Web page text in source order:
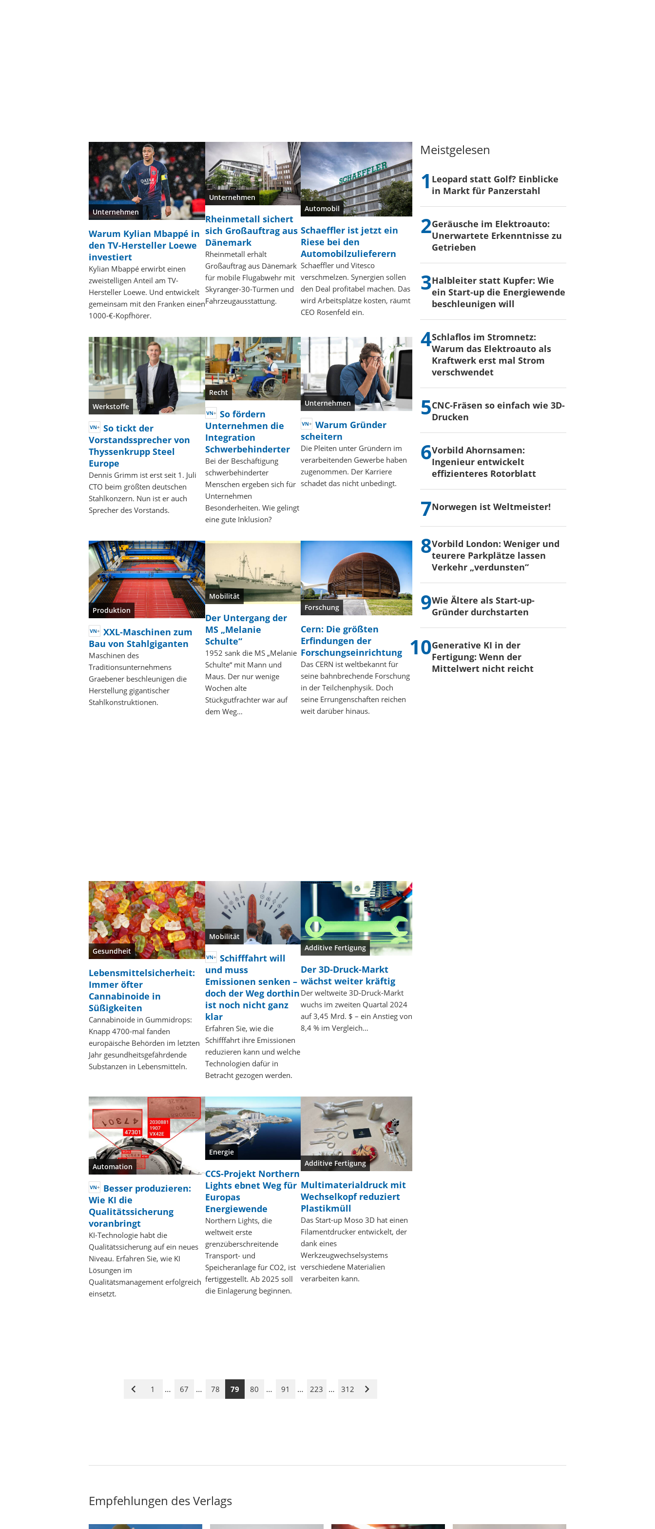
Unternehmen
Warum Kylian Mbappé in
den TV-Hersteller Loewe
investiert
Kylian Mbappé erwirbt einen
zweistelligen Anteil am TV-
Hersteller Loewe. Und entwickelt
gemeinsam mit den Franken einen
1000-€-Kopfhörer.
Unternehmen
Rheinmetall sichert
sich Großauftrag aus
Dänemark
Rheinmetall erhält
Großauftrag aus Dänemark
für mobile Flugabwehr mit
Skyranger-30-Türmen und
Fahrzeugausstattung.
Automobil
Schaeffler ist jetzt ein
Riese bei den
Automobilzulieferern
Schaeffler und Vitesco
verschmelzen. Synergien sollen
den Deal profitabel machen. Das
wird Arbeitsplätze kosten, räumt
CEO Rosenfeld ein.
Werkstoffe
So tickt der
Vorstandssprecher von
Thyssenkrupp Steel
Europe
Dennis Grimm ist erst seit 1. Juli
CTO beim größten deutschen
Stahlkonzern. Nun ist er auch
Sprecher des Vorstands.
Recht
So fördern
Unternehmen die
Integration
Schwerbehinderter
Bei der Beschäftigung
schwerbehinderter
Menschen ergeben sich für
Unternehmen
Besonderheiten. Wie gelingt
eine gute Inklusion?
Unternehmen
Warum Gründer
scheitern
Die Pleiten unter Gründern im
verarbeitenden Gewerbe haben
zugenommen. Der Karriere
schadet das nicht unbedingt.
Produktion
XXL-Maschinen zum
Bau von Stahlgiganten
Maschinen des
Traditionsunternehmens
Graebener beschleunigen die
Herstellung gigantischer
Stahlkonstruktionen.
Mobilität
Der Untergang der
MS „Melanie
Schulte“
1952 sank die MS „Melanie
Schulte“ mit Mann und
Maus. Der nur wenige
Wochen alte
Stückgutfrachter war auf
dem Weg…
Forschung
Cern: Die größten
Erfindungen der
Forschungseinrichtung
Das CERN ist weltbekannt für
seine bahnbrechende Forschung
in der Teilchenphysik. Doch
seine Errungenschaften reichen
weit darüber hinaus.
Gesundheit
Lebensmittelsicherheit:
Immer öfter
Cannabinoide in
Süßigkeiten
Cannabinoide in Gummidrops:
Knapp 4700-mal fanden
europäische Behörden im letzten
Jahr gesundheitsgefährdende
Substanzen in Lebensmitteln.
Mobilität
Schifffahrt will
und muss
Emissionen senken –
doch der Weg dorthin
ist noch nicht ganz
klar
Erfahren Sie, wie die
Schifffahrt ihre Emissionen
reduzieren kann und welche
Technologien dafür in
Betracht gezogen werden.
Additive Fertigung
Der 3D-Druck-Markt
wächst weiter kräftig
Der weltweite 3D-Druck-Markt
wuchs im zweiten Quartal 2024
auf 3,45 Mrd. $ – ein Anstieg von
8,4 % im Vergleich…
Automation
Besser produzieren:
Wie KI die
Qualitätssicherung
voranbringt
KI-Technologie habt die
Qualitätssicherung auf ein neues
Niveau. Erfahren Sie, wie KI
Lösungen im
Qualitätsmanagement erfolgreich
einsetzt.
Energie
CCS-Projekt Northern
Lights ebnet Weg für
Europas
Energiewende
Northern Lights, die
weltweit erste
grenzüberschreitende
Transport- und
Speicheranlage für CO2, ist
fertiggestellt. Ab 2025 soll
die Einlagerung beginnen.
Additive Fertigung
Multimaterialdruck mit
Wechselkopf reduziert
Plastikmüll
Das Start-up Moso 3D hat einen
Filamentdrucker entwickelt, der
dank eines
Werkzeugwechselsystems
verschiedene Materialien
verarbeiten kann.
Vorige
1 … 67 … 78 79 80 … 91 … 223 … 312
Nächste
Meistgelesen
Leopard statt Golf? Einblicke
in Markt für Panzerstahl
Geräusche im Elektroauto:
Unerwartete Erkenntnisse zu
Getrieben
Halbleiter statt Kupfer: Wie
ein Start-up die Energiewende
beschleunigen will
Schlaflos im Stromnetz:
Warum das Elektroauto als
Kraftwerk erst mal Strom
verschwendet
CNC-Fräsen so einfach wie 3D-
Drucken
Vorbild Ahornsamen:
Ingenieur entwickelt
effizienteres Rotorblatt
Norwegen ist Weltmeister!
Vorbild London: Weniger und
teurere Parkplätze lassen
Verkehr „verdunsten“
Wie Ältere als Start-up-
Gründer durchstarten
Generative KI in der
Fertigung: Wenn der
Mittelwert nicht reicht
Empfehlungen des Verlags